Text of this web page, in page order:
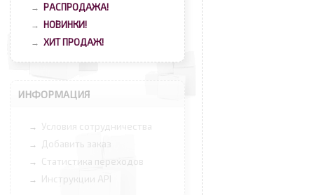
→ РАСПРОДАЖА!
→ НОВИНКИ!
→ ХИТ ПРОДАЖ!
ИНФОРМАЦИЯ
→ Условия сотрудничества
→ Добавить заказ
→ Статистика переходов
→ Инструкции API